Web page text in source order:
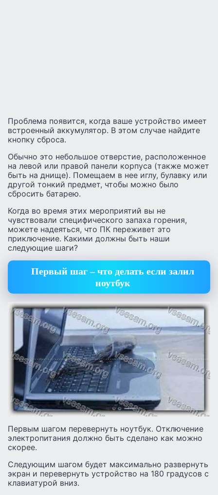
Проблема появится, когда ваше устройство имеет
встроенный аккумулятор. В этом случае найдите
кнопку сброса.
Обычно это небольшое отверстие, расположенное
на левой или правой панели корпуса (также может
быть на днище). Помещаем в нее иглу, булавку или
другой тонкий предмет, чтобы можно было
сбросить батарею.
Когда во время этих мероприятий вы не
чувствовали специфического запаха горения,
можете надеяться, что ПК переживет это
приключение. Какими должны быть наши
следующие шаги?
Первый шаг – что делать если залил
ноутбук
Первым шагом перевернуть ноутбук. Отключение
электропитания должно быть сделано как можно
скорее.
Следующим шагом будет максимально развернуть
экран и перевернуть устройство на 180 градусов с
клавиатурой вниз.